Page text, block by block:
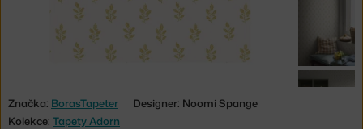
Značka: BorasTapeter
Designer: Noomi Spange
Kolekce: Tapety Adorn